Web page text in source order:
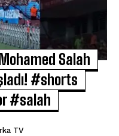
Salah
#shorts
#salah
TV